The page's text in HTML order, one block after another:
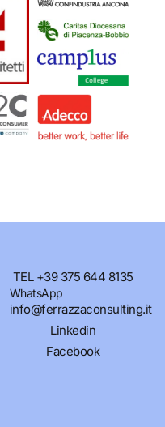
TEL +39 375 644 8135
WhatsApp
info@ferrazzaconsulting.it
Linkedin
Facebook